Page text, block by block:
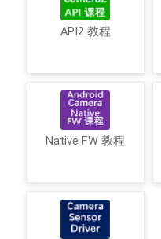
API2 教程
Native FW 教程